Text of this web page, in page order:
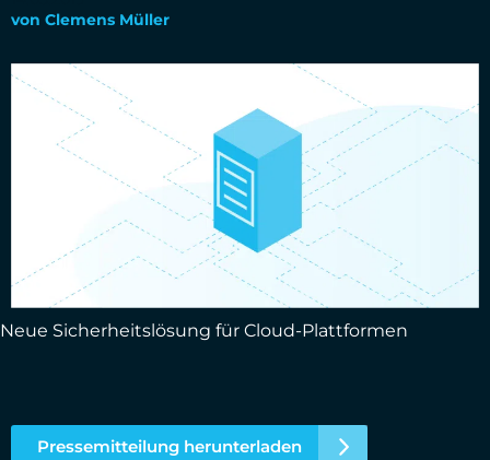
von Clemens Müller
Neue Sicherheitslösung für Cloud-Plattformen
Pressemitteilung herunterladen